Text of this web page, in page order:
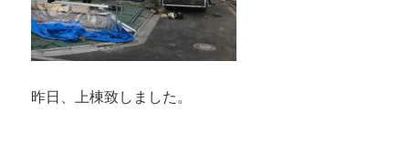
昨日、上棟致しました。